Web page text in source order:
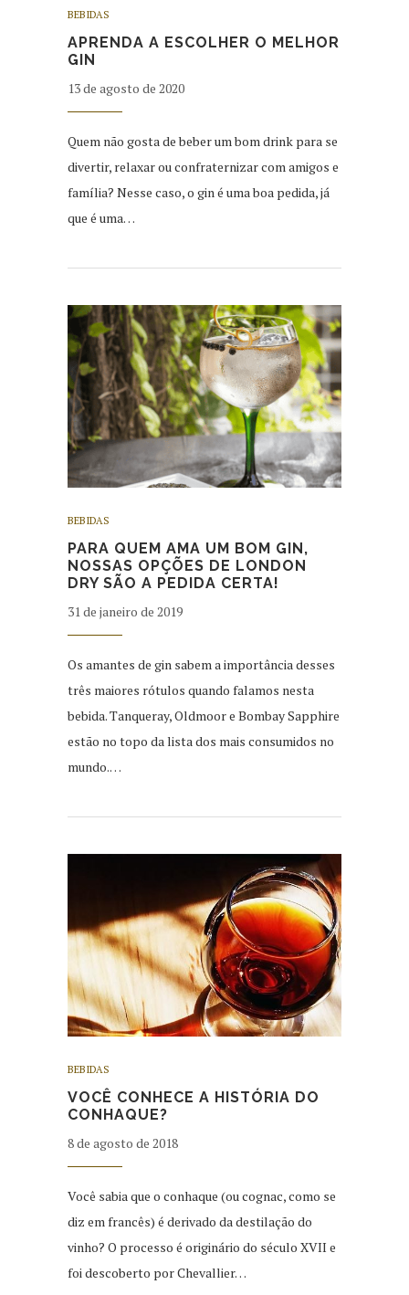
BEBIDAS
APRENDA A ESCOLHER O MELHOR
GIN
13 de agosto de 2020
Quem não gosta de beber um bom drink para se
divertir, relaxar ou confraternizar com amigos e
família? Nesse caso, o gin é uma boa pedida, já
que é uma…
BEBIDAS
PARA QUEM AMA UM BOM GIN,
NOSSAS OPÇÕES DE LONDON
DRY SÃO A PEDIDA CERTA!
31 de janeiro de 2019
Os amantes de gin sabem a importância desses
três maiores rótulos quando falamos nesta
bebida. Tanqueray, Oldmoor e Bombay Sapphire
estão no topo da lista dos mais consumidos no
mundo.…
BEBIDAS
VOCÊ CONHECE A HISTÓRIA DO
CONHAQUE?
8 de agosto de 2018
Você sabia que o conhaque (ou cognac, como se
diz em francês) é derivado da destilação do
vinho? O processo é originário do século XVII e
foi descoberto por Chevallier…